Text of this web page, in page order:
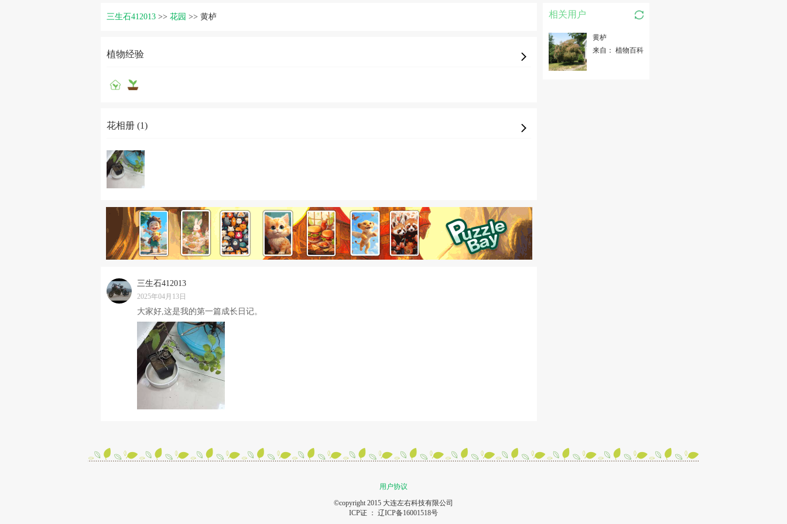
三生石412013 >> 花园 >> 黄栌
植物经验
花相册 (1)
三生石412013
2025年04月13日
大家好,这是我的第一篇成长日记。
相关用户
黄栌
来自： 植物百科
用户协议
©copyright 2015 大连左右科技有限公司
ICP证 ： 辽ICP备16001518号